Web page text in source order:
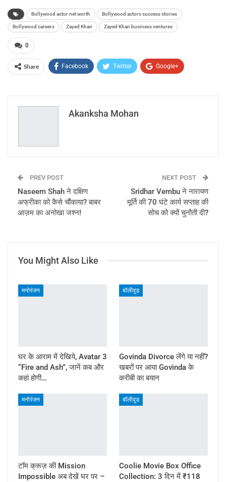
Bollywood actor net worth Bollywood actors success stories
Bollywood careers Zayed Khan Zayed Khan business ventures
0
Share Facebook Twitter Google+
Email
Akanksha Mohan
PREV POST
Naseem Shah ने दक्षिण
अफ्रीका को कैसे चौंकाया? बाबर
आज़म का अनोखा जश्न!
NEXT POST
Sridhar Vembu ने नारायण
मूर्ति की 70 घंटे कार्य सप्ताह की
सोच को क्यों चुनौती दी?
You Might Also Like
मनोरंजन
घर के आराम में देखिये, Avatar 3
“Fire and Ash”, जानें कब और
कहां होगी…
बॉलीवुड
Govinda Divorce लेंगे या नहीं?
खबरों पर आया Govinda के
करीबी का बयान
मनोरंजन
टॉम क्रूज़ की Mission
Impossible अब देखें घर पर –
बॉलीवुड
Coolie Movie Box Office
Collection: 3 दिन में ₹118